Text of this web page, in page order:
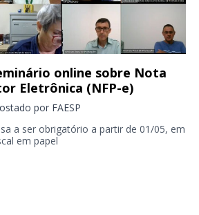
online sobre Nota
Eletrônica (NFP-e)
por FAESP
a ser obrigatório a partir de 01/05, em
em papel